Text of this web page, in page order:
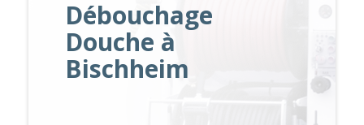
Débouchage
Douche à
Bischheim